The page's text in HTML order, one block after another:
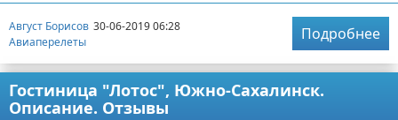
Август Борисов 30-06-2019 06:28
Авиаперелеты
Подробнее
Гостиница "Лотос", Южно-Сахалинск.
Описание. Отзывы